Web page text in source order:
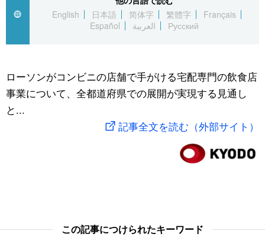
Русский
国際
社会
文化
科学・技術
アーカイブ
Japan Data
旅と暮らし
動画/Live
Books
科学・技術
暮らし
スポーツ・東京2020
English
日本語 简体字 繁體字
Français
Español
العربية Русский
ローソンがコンビニの店舗で手がける宅配専門の飲食店
事業について、全都道府県での展開が実現する見通し
と...
記事全文を読む（外部サイト）
この記事につけられたキーワード